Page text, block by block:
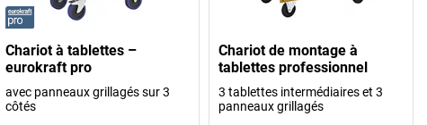
Chariot à tablettes –
eurokraft pro
avec panneaux grillagés sur 3
côtés
Chariot de montage à
tablettes professionnel
3 tablettes intermédiaires et 3
panneaux grillagés